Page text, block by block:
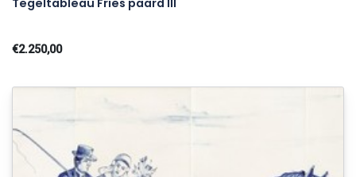
Tegeltableau Fries paard III
€2.250,00